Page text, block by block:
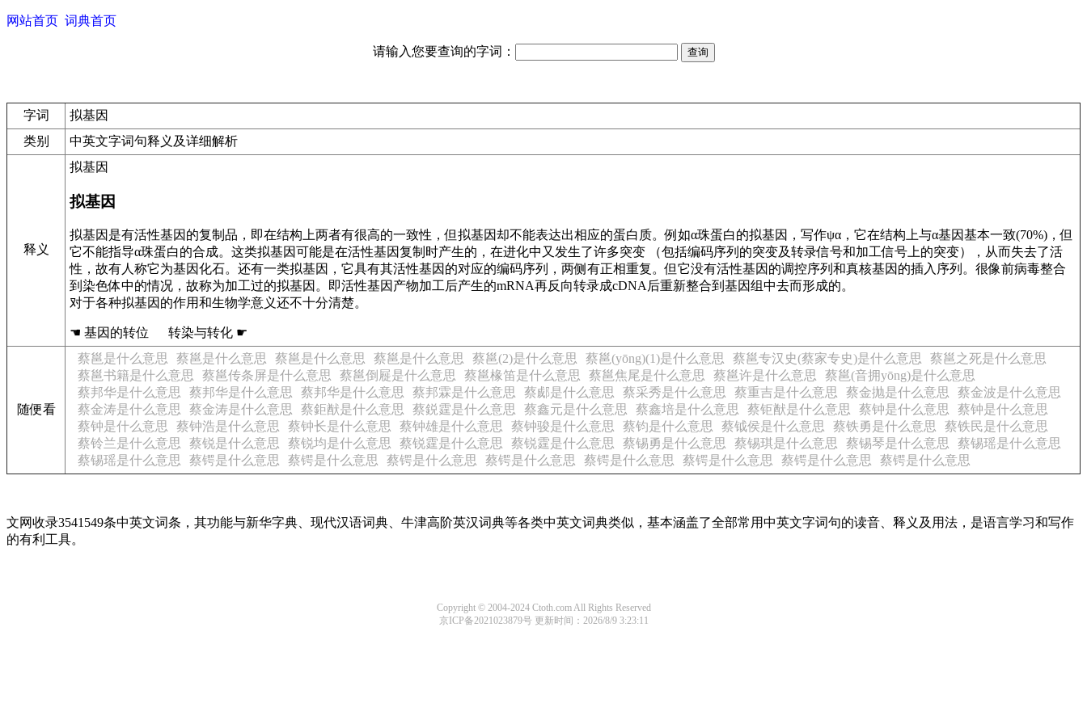
网站首页 词典首页
请输入您要查询的字词：
字词
拟基因
类别
中英文字词句释义及详细解析
释义
拟基因
拟基因
拟基因是有活性基因的复制品，即在结构上两者有很高的一致性，但拟基因却不能表达出相应的蛋白质。例如α珠蛋白的拟基因，写作ψα，它在结构上与α基因基本一致(70%)，但
它不能指导α珠蛋白的合成。这类拟基因可能是在活性基因复制时产生的，在进化中又发生了许多突变 （包括编码序列的突变及转录信号和加工信号上的突变），从而失去了活
性，故有人称它为基因化石。还有一类拟基因，它具有其活性基因的对应的编码序列，两侧有正相重复。但它没有活性基因的调控序列和真核基因的插入序列。很像前病毒整合
到染色体中的情况，故称为加工过的拟基因。即活性基因产物加工后产生的mRNA再反向转录成cDNA后重新整合到基因组中去而形成的。
对于各种拟基因的作用和生物学意义还不十分清楚。
☚ 基因的转位 转染与转化 ☛
随便看
蔡邕是什么意思 蔡邕是什么意思 蔡邕是什么意思 蔡邕是什么意思 蔡邕(2)是什么意思 蔡邕(yōng)(1)是什么意思 蔡邕专汉史(蔡家专史)是什么意思
蔡邕之死是什么意思
蔡邕书籍是什么意思
蔡邕传条屏是什么意思 蔡邕倒屣是什么意思 蔡邕椽笛是什么意思 蔡邕焦尾是什么意思 蔡邕许是什么意思
蔡邕(音拥yōng)是什么意思
蔡邦华是什么意思
蔡邦华是什么意思 蔡邦华是什么意思 蔡邦霖是什么意思 蔡郕是什么意思 蔡采秀是什么意思 蔡重吉是什么意思 蔡金抛是什么意思
蔡金波是什么意思
蔡金涛是什么意思
蔡金涛是什么意思 蔡鉅猷是什么意思 蔡鋭霆是什么意思 蔡鑫元是什么意思 蔡鑫培是什么意思 蔡钜猷是什么意思 蔡钟是什么意思
蔡钟是什么意思
蔡钟是什么意思
蔡钟浩是什么意思 蔡钟长是什么意思 蔡钟雄是什么意思 蔡钟骏是什么意思 蔡钧是什么意思 蔡钺侯是什么意思 蔡铁勇是什么意思
蔡铁民是什么意思
蔡铃兰是什么意思
蔡锐是什么意思 蔡锐均是什么意思 蔡锐霆是什么意思 蔡锐霆是什么意思 蔡锡勇是什么意思 蔡锡琪是什么意思 蔡锡琴是什么意思
蔡锡瑶是什么意思
蔡锡瑶是什么意思
蔡锷是什么意思 蔡锷是什么意思 蔡锷是什么意思 蔡锷是什么意思 蔡锷是什么意思 蔡锷是什么意思 蔡锷是什么意思 蔡锷是什么意思
文网收录3541549条中英文词条，其功能与新华字典、现代汉语词典、牛津高阶英汉词典等各类中英文词典类似，基本涵盖了全部常用中英文字词句的读音、释义及用法，是语言学习和写作
的有利工具。
Copyright © 2004-2024 Ctoth.com All Rights Reserved
京ICP备2021023879号 更新时间：2026/8/9 3:23:11